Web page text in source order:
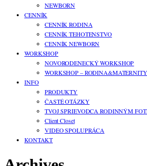
NEWBORN
CENNÍK
CENNÍK RODINA
CENNÍK TEHOTENSTVO
CENNÍK NEWBORN
WORKSHOP
NOVORODENECKÝ WORKSHOP
WORKSHOP – RODINA&MATERNITY
INFO
PRODUKTY
ČASTÉ OTÁZKY
TVOJ SPRIEVODCA RODINNÝM
Client Closet
VIDEO SPOLUPRÁCA
KONTAKT